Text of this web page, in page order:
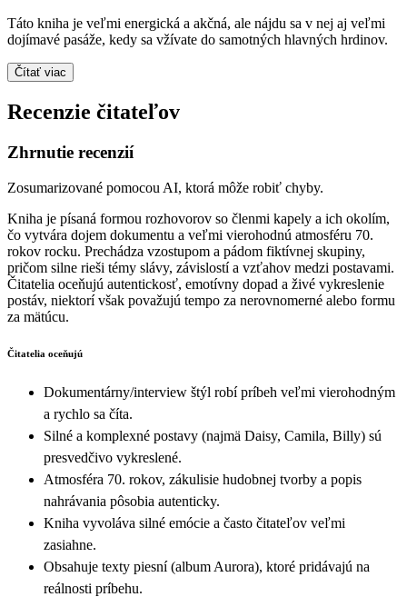
Táto kniha je veľmi energická a akčná, ale nájdu sa v nej aj veľmi
dojímavé pasáže, kedy sa vžívate do samotných hlavných hrdinov.
Čítať viac
Recenzie čitateľov
Zhrnutie recenzií
Zosumarizované pomocou AI, ktorá môže robiť chyby.
Kniha je písaná formou rozhovorov so členmi kapely a ich okolím,
čo vytvára dojem dokumentu a veľmi vierohodnú atmosféru 70.
rokov rocku. Prechádza vzostupom a pádom fiktívnej skupiny,
pričom silne rieši témy slávy, závislostí a vzťahov medzi postavami.
Čitatelia oceňujú autentickosť, emotívny dopad a živé vykreslenie
postáv, niektorí však považujú tempo za nerovnomerné alebo formu
za mätúcu.
Čitatelia oceňujú
Dokumentárny/interview štýl robí príbeh veľmi vierohodným
a rychlo sa číta.
Silné a komplexné postavy (najmä Daisy, Camila, Billy) sú
presvedčivo vykreslené.
Atmosféra 70. rokov, zákulisie hudobnej tvorby a popis
nahrávania pôsobia autenticky.
Kniha vyvoláva silné emócie a často čitateľov veľmi
zasiahne.
Obsahuje texty piesní (album Aurora), ktoré pridávajú na
reálnosti príbehu.